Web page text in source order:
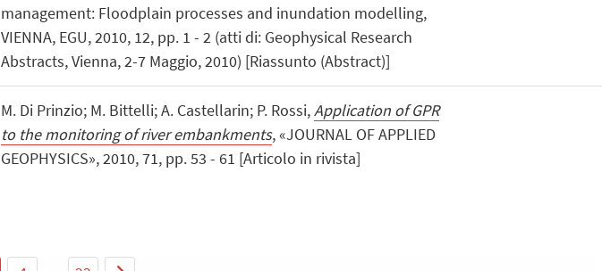
management: Floodplain processes and inundation modelling,
VIENNA, EGU, 2010, 12, pp. 1 - 2 (atti di: Geophysical Research
Abstracts, Vienna, 2-7 Maggio, 2010) [Riassunto (Abstract)]
M. Di Prinzio; M. Bittelli; A. Castellarin; P. Rossi,Application of GPR
to the monitoring of river embankments, «JOURNAL OF APPLIED
GEOPHYSICS», 2010, 71, pp. 53 - 61 [Articolo in rivista]